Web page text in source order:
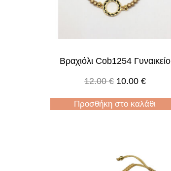
Βραχιόλι Cob1254 Γυναικείο
12.00€ 10.00 €
Προσθήκη στο καλάθι